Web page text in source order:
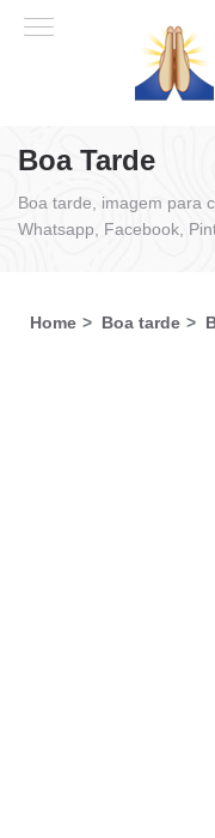
Boa Tarde
Boa tarde, imagem para
Whatsapp, Facebook,
Home Boa tarde